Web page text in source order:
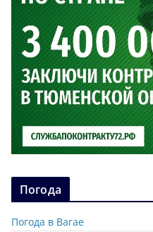
Погода
Погода в Вагае